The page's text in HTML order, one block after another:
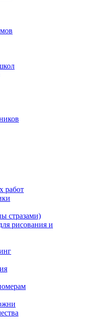
работ
стразами)
рисования и